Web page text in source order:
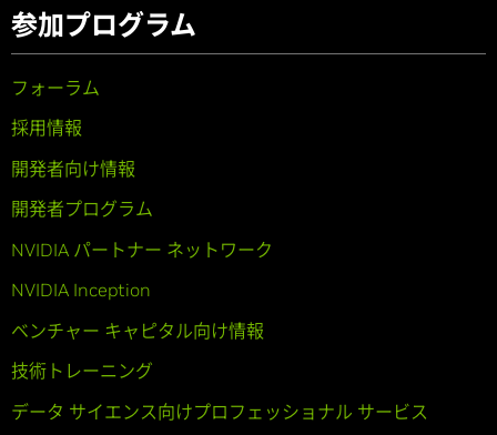
参加プログラム
フォーラム
採用情報
開発者向け情報
開発者プログラム
NVIDIA パートナー ネットワーク
NVIDIA Inception
ベンチャー キャピタル向け情報
技術トレーニング
データ サイエンス向けプロフェッショナル サービス